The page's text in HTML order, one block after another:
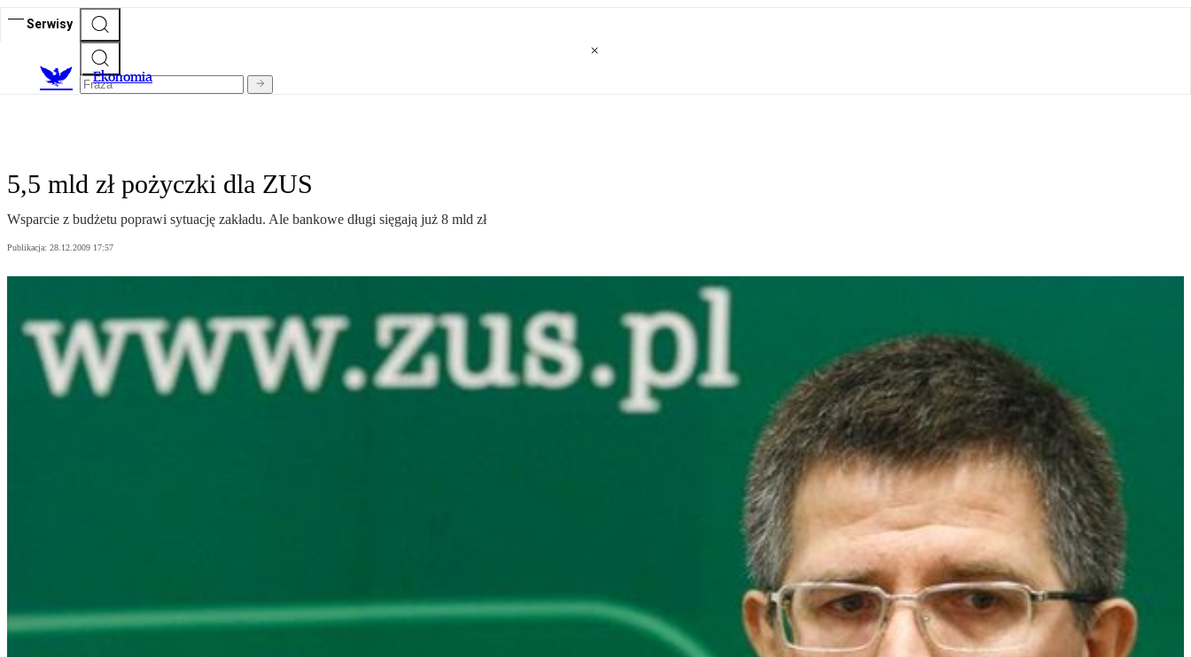
Serwisy
Ekonomia
5,5 mld zł pożyczki dla ZUS
Wsparcie z budżetu poprawi sytuację zakładu. Ale bankowe długi sięgają już 8 mld zł
Publikacja: 28.12.2009 17:57